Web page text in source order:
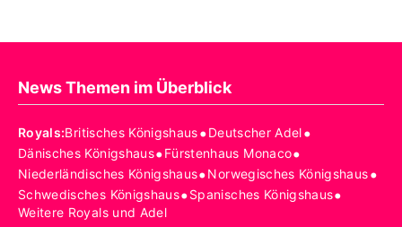
News Themen im Überblick
Royals:Britisches Königshaus•Deutscher Adel•
Dänisches Königshaus•Fürstenhaus Monaco•
Niederländisches Königshaus•Norwegisches Königshaus•
Schwedisches Königshaus•Spanisches Königshaus•
Weitere Royals und Adel